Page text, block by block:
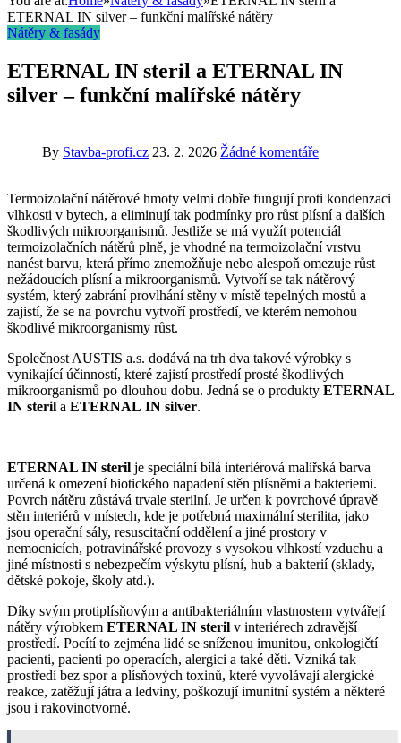
ETERNAL IN silver – funkční malířské nátěry
Nátěry & fasády
ETERNAL IN steril a ETERNAL IN
silver – funkční malířské nátěry
By Stavba-profi.cz 23. 2. 2026 Žádné komentáře
Termoizolační nátěrové hmoty velmi dobře fungují proti kondenzaci
vlhkosti v bytech, a eliminují tak podmínky pro růst plísní a dalších
škodlivých mikroorganismů. Jestliže se má využít potenciál
termoizolačních nátěrů plně, je vhodné na termoizolační vrstvu
nanést barvu, která přímo znemožňuje nebo alespoň omezuje růst
nežádoucích plísní a mikroorganismů. Vytvoří se tak nátěrový
systém, který zabrání provlhání stěny v místě tepelných mostů a
zajistí, že se na povrchu vytvoří prostředí, ve kterém nemohou
škodlivé mikroorganismy růst.
Společnost AUSTIS a.s. dodává na trh dva takové výrobky s
vynikající účinností, které zajistí prostředí prosté škodlivých
mikroorganismů po dlouhou dobu. Jedná se o produkty ETERNAL
IN steril a ETERNAL IN silver.
ETERNAL IN steril je speciální bílá interiérová malířská barva
určená k omezení biotického napadení stěn plísněmi a bakteriemi.
Povrch nátěru zůstává trvale sterilní. Je určen k povrchové úpravě
stěn interiérů v místech, kde je potřebná maximální sterilita, jako
jsou operační sály, resuscitační oddělení a jiné prostory v
nemocnicích, potravinářské provozy s vysokou vlhkostí vzduchu a
jiné místnosti s nebezpečím výskytu plísní, hub a bakterií (sklady,
dětské pokoje, školy atd.).
Díky svým protiplísňovým a antibakteriálním vlastnostem vytvářejí
nátěry výrobkem ETERNAL IN steril v interiérech zdravější
prostředí. Pocítí to zejména lidé se sníženou imunitou, onkologičtí
pacienti, pacienti po operacích, alergici a také děti. Vzniká tak
prostředí bez spor a plísňových toxinů, které vyvolávají alergické
reakce, zatěžují játra a ledviny, poškozují imunitní systém a některé
jsou i rakovinotvorné.